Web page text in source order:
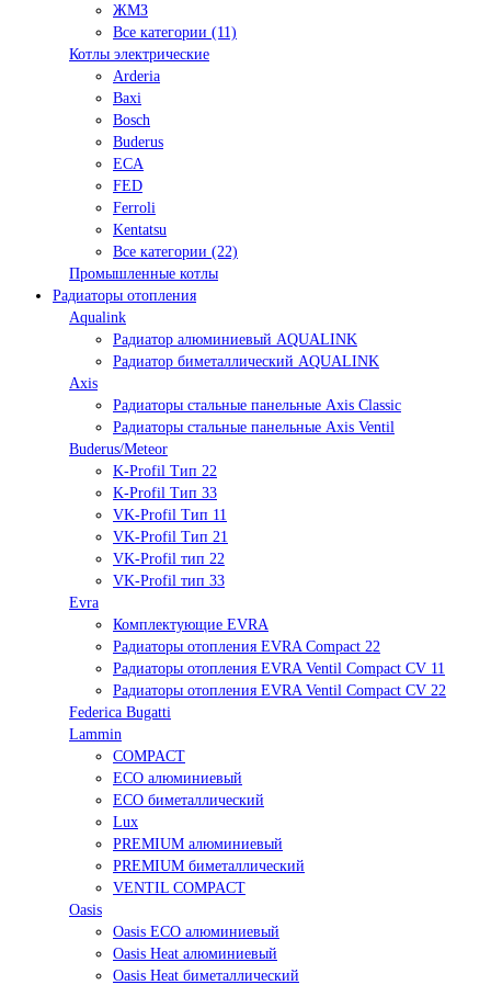
ЖМЗ
Все категории (11)
Котлы электрические
Arderia
Baxi
Bosch
Buderus
ECA
FED
Ferroli
Kentatsu
Все категории (22)
Промышленные котлы
Радиаторы отопления
Aqualink
Радиатор алюминиевый AQUALINK
Радиатор биметаллический AQUALINK
Axis
Радиаторы стальные панельные Axis Classic
Радиаторы стальные панельные Axis Ventil
Buderus/Meteor
K-Profil Тип 22
K-Profil Тип 33
VK-Profil Тип 11
VK-Profil Тип 21
VK-Profil тип 22
VK-Profil тип 33
Evra
Комплектующие EVRA
Радиаторы отопления EVRA Compact 22
Радиаторы отопления EVRA Ventil Compact CV 11
Радиаторы отопления EVRA Ventil Compact CV 22
Federica Bugatti
Lammin
COMPACT
ECO алюминиевый
ECO биметаллический
Lux
PREMIUM алюминиевый
PREMIUM биметаллический
VENTIL COMPACT
Oasis
Oasis ECO алюминиевый
Oasis Heat алюминиевый
Oasis Heat биметаллический